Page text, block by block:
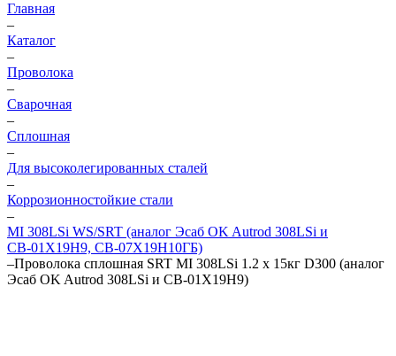
Главная
–
Каталог
–
Проволока
–
Сварочная
–
Сплошная
–
Для высоколегированных сталей
–
Коррозионностойкие стали
–
MI 308LSi WS/SRT (аналог Эсаб OK Autrod 308LSi и
СВ-01Х19Н9, СВ-07Х19Н10ГБ)
–Проволока сплошная SRT MI 308LSi 1.2 х 15кг D300 (аналог
Эсаб OK Autrod 308LSi и СВ-01Х19Н9)